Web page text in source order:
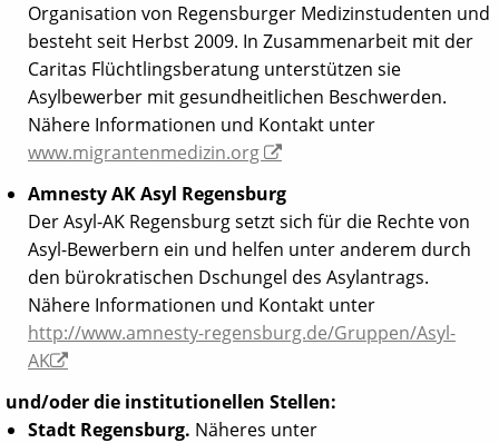
Organisation von Regensburger Medizinstudenten und
besteht seit Herbst 2009. In Zusammenarbeit mit der
Caritas Flüchtlingsberatung unterstützen sie
Asylbewerber mit gesundheitlichen Beschwerden.
Nähere Informationen und Kontakt unter
www.migrantenmedizin.org
Amnesty AK Asyl Regensburg
Der Asyl-AK Regensburg setzt sich für die Rechte von
Asyl-Bewerbern ein und helfen unter anderem durch
den bürokratischen Dschungel des Asylantrags.
Nähere Informationen und Kontakt unter
http://www.amnesty-regensburg.de/Gruppen/Asyl-
AK
und/oder die institutionellen Stellen:
Stadt Regensburg. Näheres unter